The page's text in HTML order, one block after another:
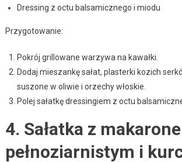
Dressing z octu balsamicznego i miodu
Przygotowanie:
Pokrój grillowane warzywa na kawałki.
Dodaj mieszankę sałat, plasterki kozich
suszone w oliwie i orzechy włoskie.
Polej sałatkę dressingiem z octu
4. Sałatka z
pełnoziarnistym i